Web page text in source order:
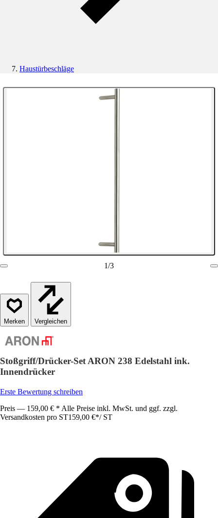
Haustürbeschläge
1/3
Vergleichen
Stoßgriff/Drücker-Set ARON 238 Edelstahl ink.
Innendrücker
Erste Bewertung schreiben
Preis — 159,00 € * Alle Preise inkl. MwSt. und ggf. zzgl.
Versandkosten pro ST159,00 €*/ ST